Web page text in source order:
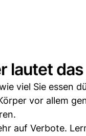
lautet
viel Sie essen
vor allem
auf Verbote.